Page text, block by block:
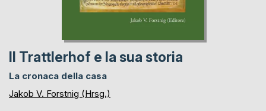
Il Trattlerhof e la sua storia
La cronaca della casa
Jakob V. Forstnig (Hrsg.)